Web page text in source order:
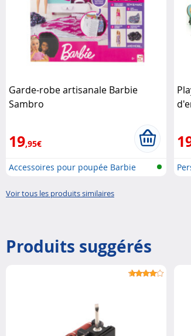
Garde-robe artisanale Barbie
Sambro
19,95€
Accessoires pour poupée Barbie
Voir tous les produits similaires
Produits suggérés